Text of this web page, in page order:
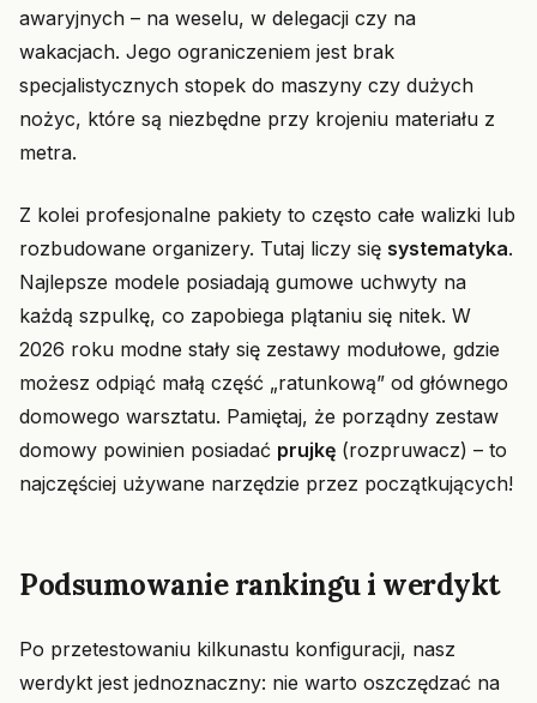
awaryjnych – na weselu, w delegacji czy na
wakacjach. Jego ograniczeniem jest brak
specjalistycznych stopek do maszyny czy dużych
nożyc, które są niezbędne przy krojeniu materiału z
metra.
Z kolei profesjonalne pakiety to często całe walizki lub
rozbudowane organizery. Tutaj liczy się systematyka.
Najlepsze modele posiadają gumowe uchwyty na
każdą szpulkę, co zapobiega plątaniu się nitek. W
2026 roku modne stały się zestawy modułowe, gdzie
możesz odpiąć małą część „ratunkową” od głównego
domowego warsztatu. Pamiętaj, że porządny zestaw
domowy powinien posiadać prujkę (rozpruwacz) – to
najczęściej używane narzędzie przez początkujących!
Podsumowanie rankingu i werdykt
Po przetestowaniu kilkunastu konfiguracji, nasz
werdykt jest jednoznaczny: nie warto oszczędzać na